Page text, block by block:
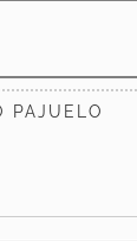
PAJUELO